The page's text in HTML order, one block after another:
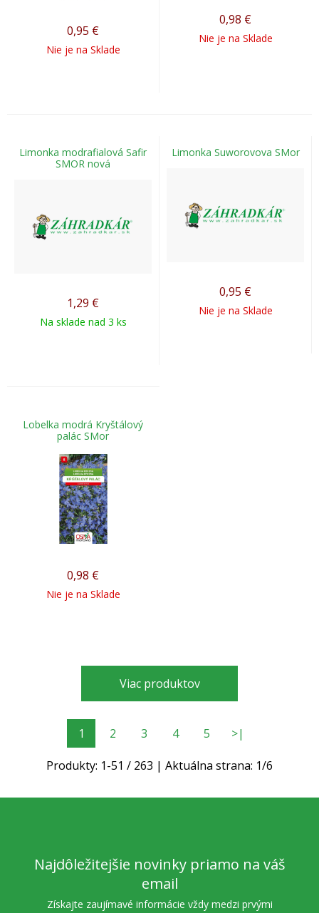
0,95 €
Nie je na Sklade
0,98 €
Nie je na Sklade
Limonka modrafialová Safir
SMOR nová
1,29 €
Na sklade nad 3 ks
Limonka Suworovova SMor
0,95 €
Nie je na Sklade
Lobelka modrá Kryštálový
palác SMor
0,98 €
Nie je na Sklade
Viac produktov
1 2 3 4 5 >|
Produkty: 1-51 / 263 | Aktuálna strana: 1/6
Najdôležitejšie novinky priamo na váš
email
Získajte zaujímavé informácie vždy medzi prvými